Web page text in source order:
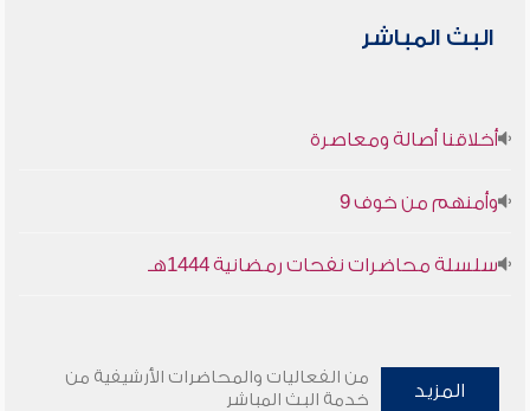
البث المباشر
أخلاقنا أصالة ومعاصرة
وأمنهم من خوف 9
سلسلة محاضرات نفحات رمضانية 1444هـ
المزيد
من الفعاليات والمحاضرات الأرشيفية من
خدمة البث المباشر